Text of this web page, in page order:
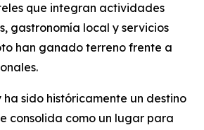
que integran actividades
gastronomía local y servicios
han ganado terreno frente a
sido históricamente un destino
consolida como un lugar para